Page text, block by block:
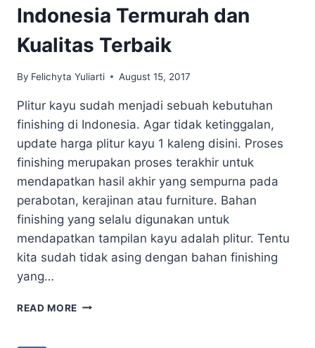
Indonesia Termurah dan
Kualitas Terbaik
By Felichyta Yuliarti August 15, 2017
Plitur kayu sudah menjadi sebuah kebutuhan
finishing di Indonesia. Agar tidak ketinggalan,
update harga plitur kayu 1 kaleng disini. Proses
finishing merupakan proses terakhir untuk
mendapatkan hasil akhir yang sempurna pada
perabotan, kerajinan atau furniture. Bahan
finishing yang selalu digunakan untuk
mendapatkan tampilan kayu adalah plitur. Tentu
kita sudah tidak asing dengan bahan finishing
yang…
READ MORE HARGA